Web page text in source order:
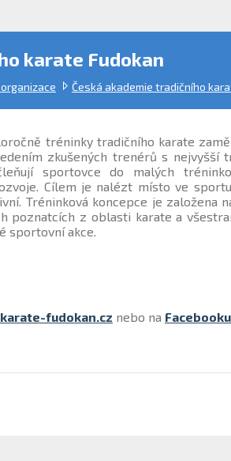
karate Fudokan
Česká akademie tradičního
tréninky tradičního karate
zkušených trenérů s nejvyšší
sportovce do malých
Cílem je nalézt místo ve
Tréninková koncepce je založena
poznatcích z oblasti karate a
sportovní akce.
fudokan.cz nebo na Facebooku